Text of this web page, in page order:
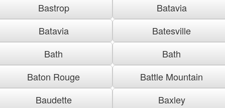
Bastrop
Batavia
Batavia
Batesville
Bath
Bath
Baton Rouge
Battle Mountain
Baudette
Baxley